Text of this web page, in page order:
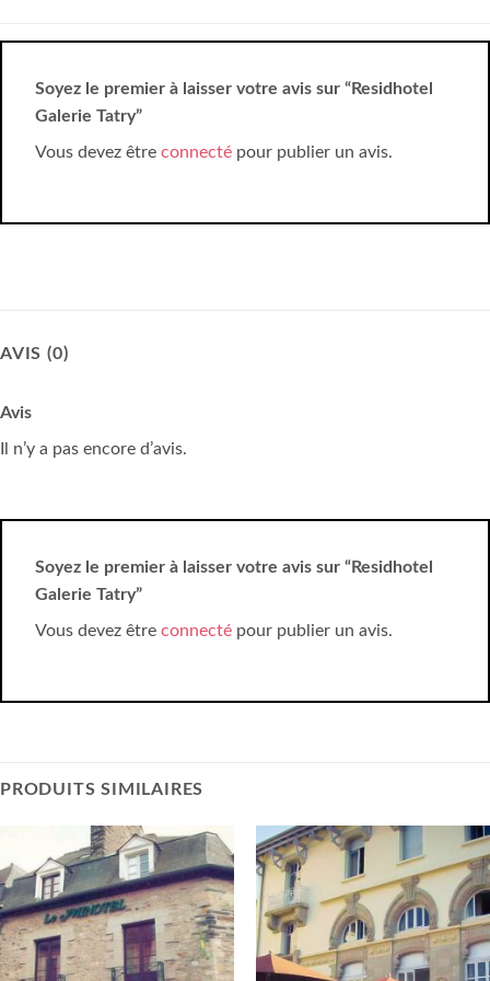
Soyez le premier à laisser votre avis sur “Residhotel
Galerie Tatry”
Vous devez être connecté pour publier un avis.
AVIS (0)
Avis
Il n’y a pas encore d’avis.
Soyez le premier à laisser votre avis sur “Residhotel
Galerie Tatry”
Vous devez être connecté pour publier un avis.
PRODUITS SIMILAIRES